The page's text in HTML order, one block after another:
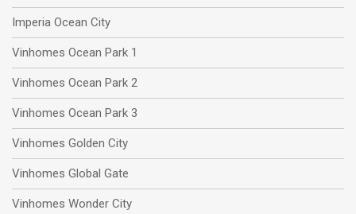
Imperia Ocean City
Vinhomes Ocean Park 1
Vinhomes Ocean Park 2
Vinhomes Ocean Park 3
Vinhomes Golden City
Vinhomes Global Gate
Vinhomes Wonder City